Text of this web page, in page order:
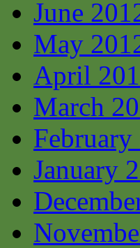
June
May
April
March
February
January